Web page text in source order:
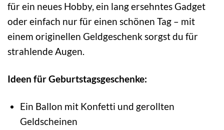
für ein neues Hobby, ein lang ersehntes Gadget
oder einfach nur für einen schönen Tag – mit
einem originellen Geldgeschenk sorgst du für
strahlende Augen.
Ideen für Geburtstagsgeschenke:
Ein Ballon mit Konfetti und gerollten
Geldscheinen